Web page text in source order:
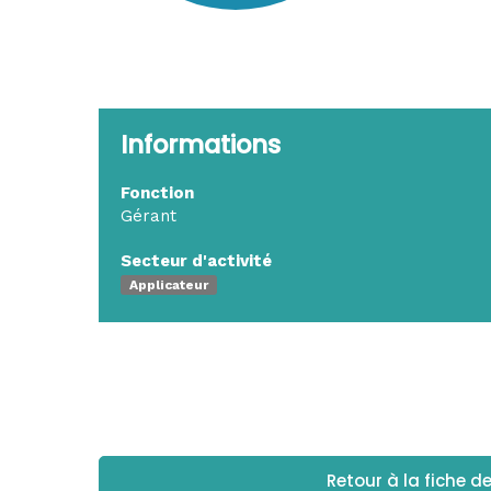
Informations
Fonction
Gérant
Secteur d'activité
Applicateur
Retour à la fiche de